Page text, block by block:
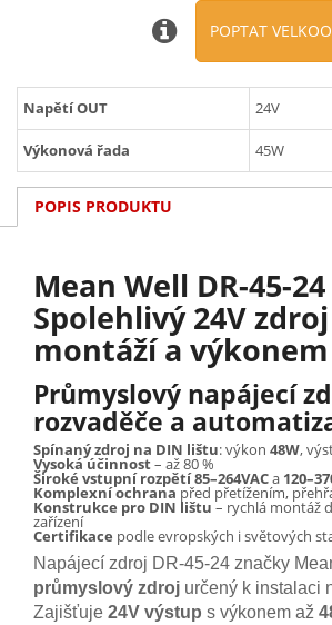
POPTAT
Napětí OUT 24V
Výkonová řada 45W
POPIS PRODUKTU
Mean Well DR-45-24
Spolehlivý 24V
montáží a výkonem
Průmyslový napájecí
rozvaděče a
Spínaný zdroj na DIN lištu: výkon 48W,
Vysoká účinnost– až 80 %
Široké vstupní rozpětí85–264VACa
Komplexní ochrana před přetížením,
Konstrukce pro DIN lištu – rychlá montáž
zařízení
Certifikace podle evropských i světových
Napájecí zdroj DR-45-24 značky
průmyslový zdroj určený k instalaci
Zajišťuje 24V výstup s výkonem až